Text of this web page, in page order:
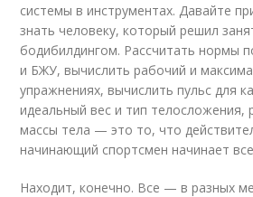
системы в инструментах. Давайте
знать человеку, который решил
бодибилдингом. Рассчитать нормы
и БЖУ, вычислить рабочий и
упражнениях, вычислить пульс для
идеальный вес и тип телосложения,
массы тела — это то, что
начинающий спортсмен начинает
Находит, конечно. Все — в разных